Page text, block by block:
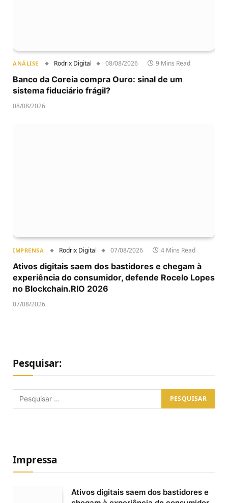
ANÁLISE Rodrix Digital 08/08/2026 9 Mins Read
Banco da Coreia compra Ouro: sinal de um
sistema fiduciário frágil?
08/08/2026
IMPRENSA Rodrix Digital 07/08/2026 4 Mins Read
Ativos digitais saem dos bastidores e chegam à
experiência do consumidor, defende Rocelo Lopes
no Blockchain.RIO 2026
07/08/2026
Pesquisar:
Impressa
Ativos digitais saem dos bastidores e